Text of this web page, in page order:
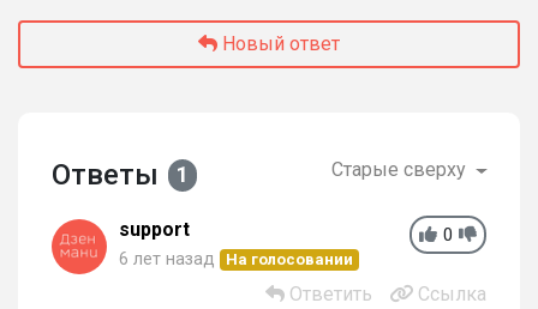
Новый ответ
Ответы 1 Старые сверху
0
support
6 лет назад На голосовании
Ответить Ссылка